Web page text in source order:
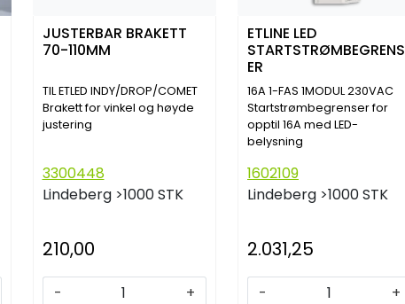
JUSTERBAR BRAKETT
70-110MM
TIL ETLED INDY/DROP/COMET
Brakett for vinkel og høyde
justering
3300448
Lindeberg >1000 STK
210,00
- +
ETLINE LED
STARTSTRØMBEGRENS
ER
16A 1-FAS 1MODUL 230VAC
Startstrømbegrenser for
opptil 16A med LED-
belysning
1602109
Lindeberg >1000 STK
2.031,25
- +